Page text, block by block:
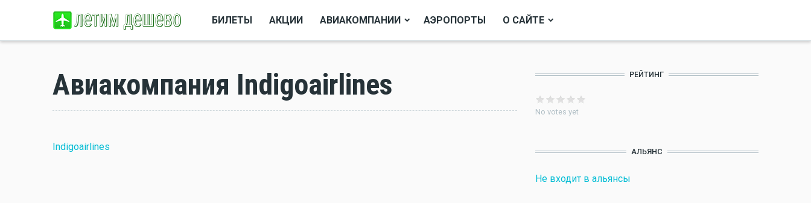
БИЛЕТЫ АКЦИИ АВИАКОМПАНИИ АЭРОПОРТЫ О САЙТЕ
Авиакомпания Indigoairlines
Indigoairlines
РЕЙТИНГ
No votes yet
АЛЬЯНС
Не входит в альянсы